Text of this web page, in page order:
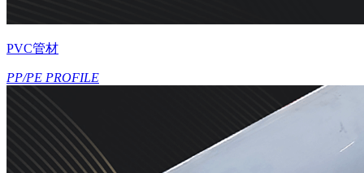
PVC管材
PP/PE PROFILE